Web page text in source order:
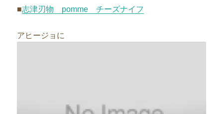
■志津刃物 pomme チーズナイフ
アヒージョに